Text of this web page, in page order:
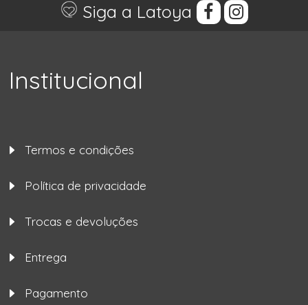
Siga a Latoya
Institucional
Termos e condições
Política de privacidade
Trocas e devoluções
Entrega
Pagamento